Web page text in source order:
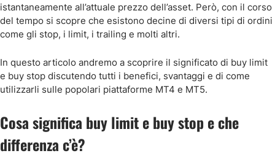
Conclusioni
istantaneamente all’attuale prezzo dell’asset. Però, con il corso
del tempo si scopre che esistono decine di diversi tipi di ordini
come gli stop, i limit, i trailing e molti altri.
In questo articolo andremo a scoprire il significato di buy limit
e buy stop discutendo tutti i benefici, svantaggi e di come
utilizzarli sulle popolari piattaforme MT4 e MT5.
Cosa significa buy limit e buy stop e che
differenza c’è?